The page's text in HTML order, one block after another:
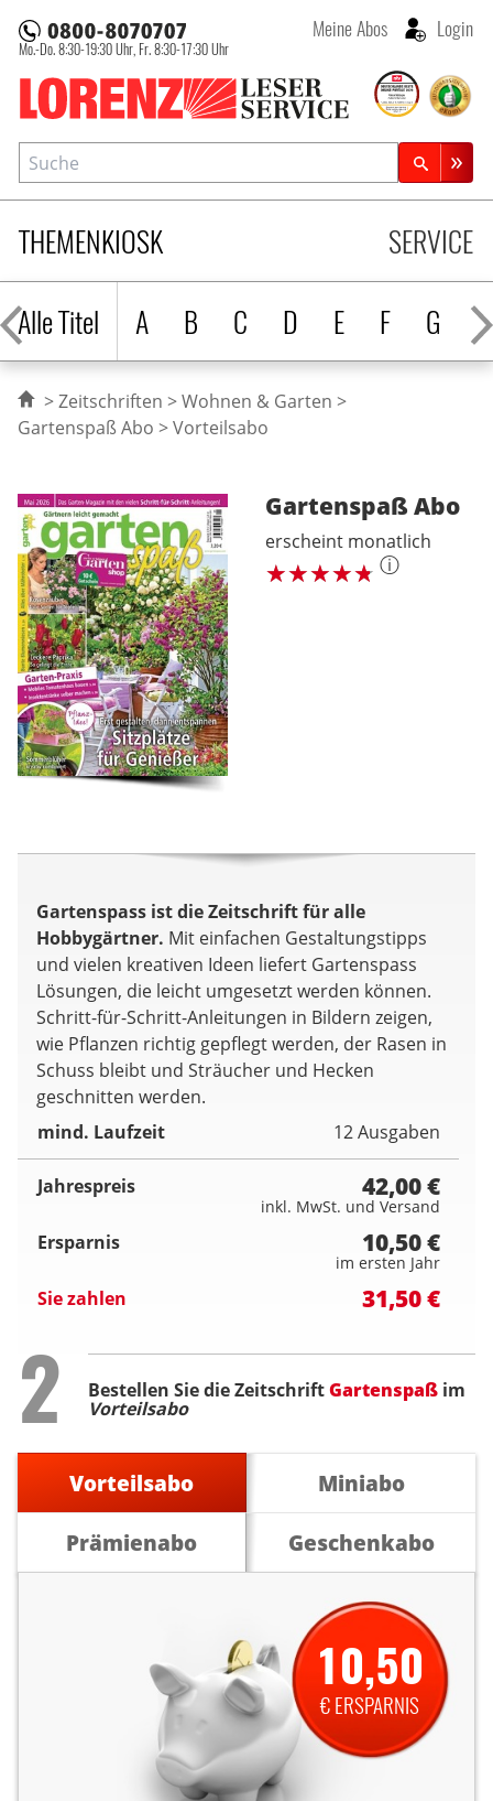
Lorenz Leserservice
Mo.-Do. 8:30-19:30 Uhr, Fr. 8:30-17:30 Uhr
Meine Abos Login
THEMENKIOSK
Alle Titel
A B C D E F G H
SERVICE
Suche
Zeitschriftensuche
Zeitschriften
Wohnen & Garten
Gartenspaß Abo
Vorteilsabo
GartenspaßAbo
erscheint monatlich
ⓘ
Gartenspass ist die Zeitschrift für alle
Hobbygärtner. Mit einfachen Gestaltungstipps
und vielen kreativen Ideen liefert Gartenspass
Lösungen, die leicht umgesetzt werden können.
Schritt-für-Schritt-Anleitungen in Bildern zeigen,
wie Pflanzen richtig gepflegt werden, der Rasen in
Schuss bleibt und Sträucher und Hecken
geschnitten werden.
mind. Laufzeit
12 Ausgaben
Jahrespreis 42,00 €
inkl. MwSt. und Versand
Ersparnis 10,50 €
im ersten Jahr
Sie zahlen 31,50 €
Step
2 Bestellen Sie die ZeitschriftGartenspaß im
Vorteilsabo
Vorteilsabo
Miniabo
Prämienabo
Geschenkabo
10,50
€ ERSPARNIS